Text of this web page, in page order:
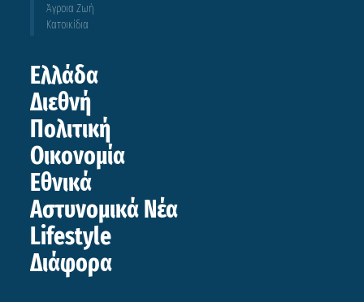
Άγροια Ζωή
Κατοικίδια
Ελλάδα
Διεθνή
Πολιτική
Οικονομία
Εθνικά
Αστυνομικά Νέα
Lifestyle
Διάφορα